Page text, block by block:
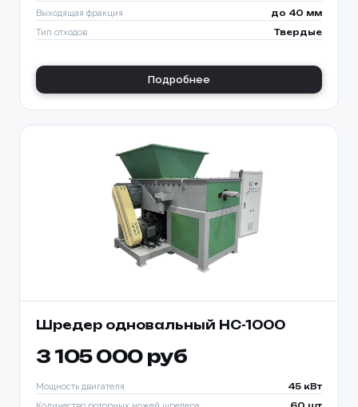
Выходящая фракция до 40 мм
Тип отходов Твердые
Подробнее
Шредер одновальный HC-1000
3 105 000 руб
Мощность двигателя 45 кВт